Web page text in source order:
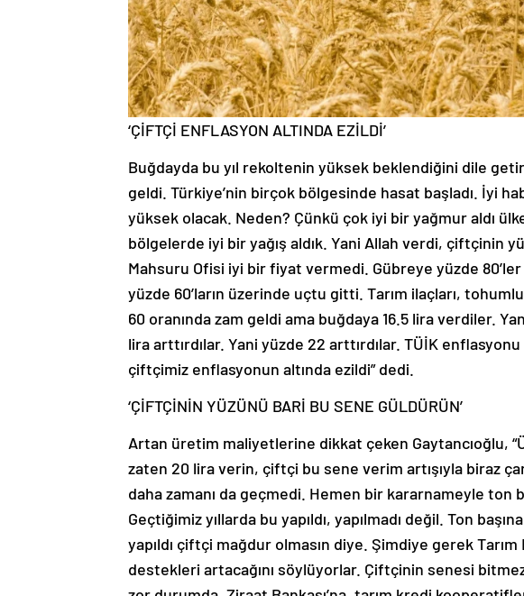
‘ÇİFTÇİ ENFLASYON ALTINDA EZİLDİ’
Buğdayda bu yıl rekoltenin yüksek beklendiğini dile
geldi. Türkiye’nin birçok bölgesinde hasat başladı. İyi
yüksek olacak. Neden? Çünkü çok iyi bir yağmur aldı
bölgelerde iyi bir yağış aldık. Yani Allah verdi, çiftçinin
Mahsuru Ofisi iyi bir fiyat vermedi. Gübreye yüzde
yüzde 60’ların üzerinde uçtu gitti. Tarım ilaçları,
60 oranında zam geldi ama buğdaya 16.5 lira verdiler.
lira arttırdılar. Yani yüzde 22 arttırdılar. TÜİK
çiftçimiz enflasyonun altında ezildi” dedi.
‘ÇİFTÇİNİN YÜZÜNÜ BARİ BU SENE GÜLDÜRÜN’
Artan üretim maliyetlerine dikkat çeken Gaytancıoğlu,
zaten 20 lira verin, çiftçi bu sene verim artışıyla biraz
daha zamanı da geçmedi. Hemen bir kararnameyle ton
Geçtiğimiz yıllarda bu yapıldı, yapılmadı değil. Ton
yapıldı çiftçi mağdur olmasın diye. Şimdiye gerek
destekleri artacağını söylüyorlar. Çiftçinin senesi